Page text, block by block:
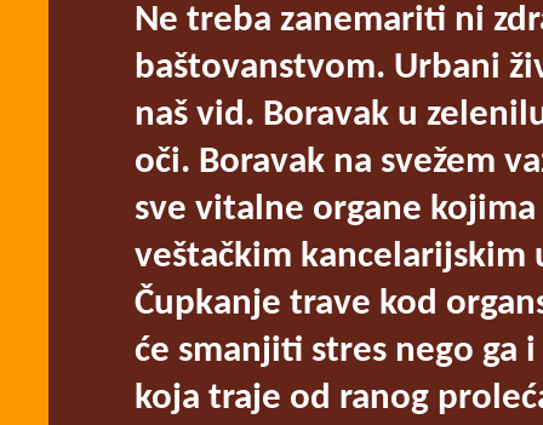
Ne treba zanemariti ni
baštovanstvom. Urbani
naš vid. Boravak u
oči. Boravak na svežem
sve vitalne organe
veštačkim
Čupkanje trave kod
će smanjiti stres nego ga
koja traje od ranog